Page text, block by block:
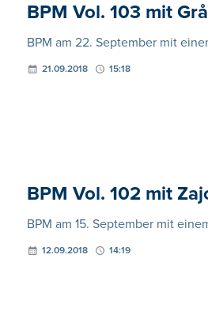
BPM Vol. 103 mit
BPM am 22. September mit
21.09.2018 15:18
BPM Vol. 102 mit
BPM am 15. September mit
12.09.2018 14:19